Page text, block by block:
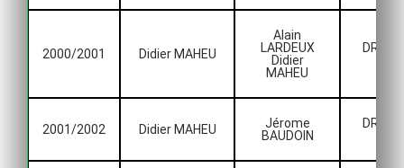
2000/2001 Didier MAHEU
Alain
LARDEUX
Didier
MAHEU
DRH
2001/2002 Didier MAHEU
Jérome
BAUDOIN
DRH